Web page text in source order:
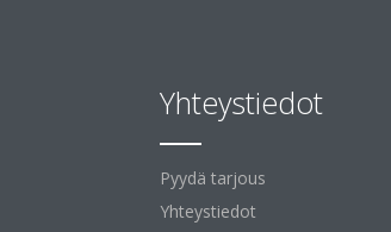
Yhteystiedot
Pyydä tarjous
Yhteystiedot